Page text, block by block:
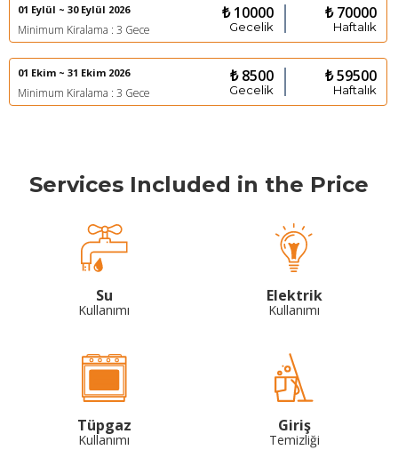
01 Eylül ~ 30 Eylül 2026
Minimum Kiralama : 3 Gece
₺ 10000
Gecelik
₺ 70000
Haftalık
01 Ekim ~ 31 Ekim 2026
Minimum Kiralama : 3 Gece
₺ 8500
Gecelik
₺ 59500
Haftalık
Services Included in the Price
Su
Kullanımı
Elektrik
Kullanımı
Tüpgaz
Kullanımı
Giriş
Temizliği